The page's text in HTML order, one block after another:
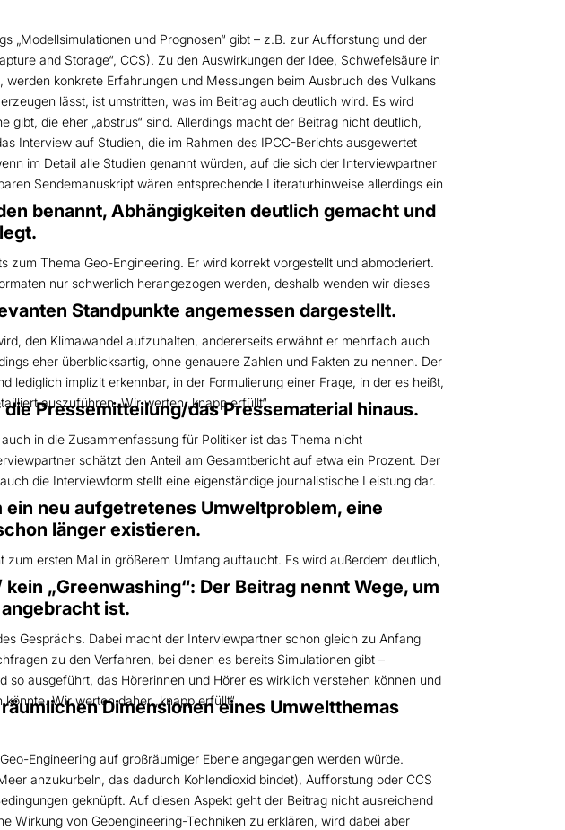
„Modellsimulationen und Prognosen“ gibt – z.B. zur Aufforstung und der
and Storage“, CCS). Zu den Auswirkungen der Idee, Schwefelsäure in
konkrete Erfahrungen und Messungen beim Ausbruch des Vulkans
lässt, ist umstritten, was im Beitrag auch deutlich wird. Es wird
die eher „abstrus“ sind. Allerdings macht der Beitrag nicht deutlich,
Interview auf Studien, die im Rahmen des IPCC-Berichts ausgewertet
im Detail alle Studien genannt würden, auf die sich der Interviewpartner
Sendemanuskript wären entsprechende Literaturhinweise allerdings ein
benannt, Abhängigkeiten deutlich gemacht und
Thema Geo-Engineering. Er wird korrekt vorgestellt und abmoderiert.
nur schwerlich herangezogen werden, deshalb wenden wir dieses
Standpunkte angemessen dargestellt.
den Klimawandel aufzuhalten, andererseits erwähnt er mehrfach auch
eher überblicksartig, ohne genauere Zahlen und Fakten zu nennen. Der
lediglich implizit erkennbar, in der Formulierung einer Frage, in der es heißt,
auszuführen. Wir werten „knapp erfüllt“.
die Pressemitteilung/das Pressematerial hinaus.
in die Zusammenfassung für Politiker ist das Thema nicht
schätzt den Anteil am Gesamtbericht auf etwa ein Prozent. Der
die Interviewform stellt eine eigenständige journalistische Leistung dar.
ein neu aufgetretenes Umweltproblem, eine
länger existieren.
ersten Mal in größerem Umfang auftaucht. Es wird außerdem deutlich,
kein „Greenwashing“: Der Beitrag nennt Wege, um
ist.
Gesprächs. Dabei macht der Interviewpartner schon gleich zu Anfang
zu den Verfahren, bei denen es bereits Simulationen gibt –
ausgeführt, das Hörerinnen und Hörer es wirklich verstehen können und
Wir werten daher „knapp erfüllt“.
Dimensionen eines Umweltthemas
Engineering auf großräumiger Ebene angegangen werden würde.
anzukurbeln, das dadurch Kohlendioxid bindet), Aufforstung oder CCS
geknüpft. Auf diesen Aspekt geht der Beitrag nicht ausreichend
Wirkung von Geoengineering-Techniken zu erklären, wird dabei aber